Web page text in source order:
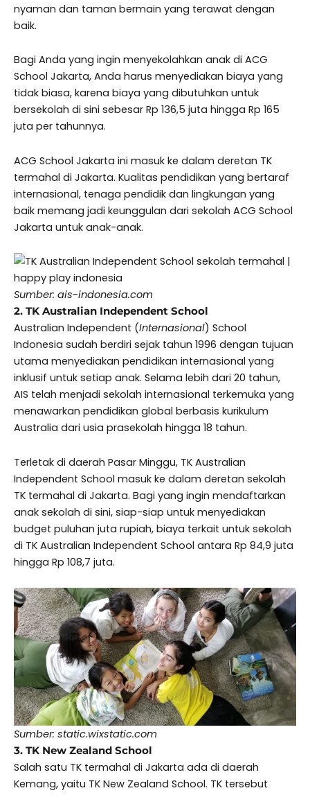
nyaman dan taman bermain yang terawat dengan
baik.
Bagi Anda yang ingin menyekolahkan anak di ACG
School Jakarta, Anda harus menyediakan biaya yang
tidak biasa, karena biaya yang dibutuhkan untuk
bersekolah di sini sebesar Rp 136,5 juta hingga Rp 165
juta per tahunnya.
ACG School Jakarta ini masuk ke dalam deretan TK
termahal di Jakarta. Kualitas pendidikan yang bertaraf
internasional, tenaga pendidik dan lingkungan yang
baik memang jadi keunggulan dari sekolah ACG School
Jakarta untuk anak-anak.
Sumber: ais-indonesia.com
2. TK Australian Independent School
Australian Independent (Internasional) School
Indonesia sudah berdiri sejak tahun 1996 dengan tujuan
utama menyediakan pendidikan internasional yang
inklusif untuk setiap anak. Selama lebih dari 20 tahun,
AIS telah menjadi sekolah internasional terkemuka yang
menawarkan pendidikan global berbasis kurikulum
Australia dari usia prasekolah hingga 18 tahun.
Terletak di daerah Pasar Minggu, TK Australian
Independent School masuk ke dalam deretan sekolah
TK termahal di Jakarta. Bagi yang ingin mendaftarkan
anak sekolah di sini, siap-siap untuk menyediakan
budget puluhan juta rupiah, biaya terkait untuk sekolah
di TK Australian Independent School antara Rp 84,9 juta
hingga Rp 108,7 juta.
Sumber: static.wixstatic.com
3. TK New Zealand School
Salah satu TK termahal di Jakarta ada di daerah
Kemang, yaitu TK New Zealand School. TK tersebut